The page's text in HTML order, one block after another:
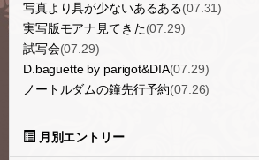
写真より具が少ないあるある(07.31)
実写版モアナ見てきた(07.29)
試写会(07.29)
D.baguette by parigot&DIA(07.29)
ノートルダムの鐘先行予約(07.26)
月別エントリー